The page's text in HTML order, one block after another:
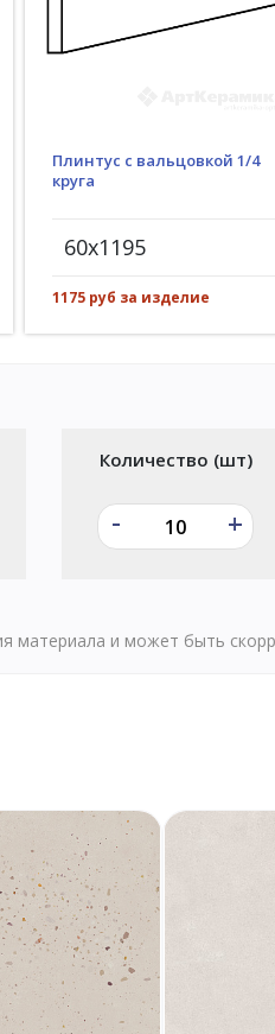
Плинтус с вальцовкой 1/4
круга
60x1195
1175 руб за изделие
Количество (шт)
- +
материала и может быть